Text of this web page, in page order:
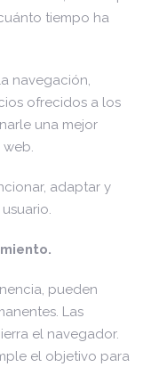
tiempo ha
navegación,
ofrecidos a los
una mejor
web.
adaptar y
pueden
Las
el navegador.
el objetivo para